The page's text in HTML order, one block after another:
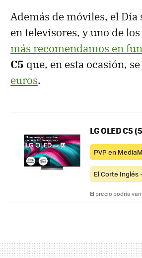
Además de móviles, el
en televisores, y uno de
más recomendamos en
C5 que, en esta ocasión,
euros.
LG OLED C5
PVP en
El Corte Inglés
El precio podría